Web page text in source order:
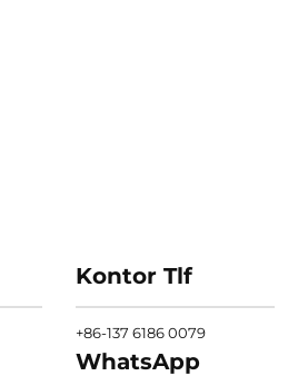
Kontor Tlf
+86-137 6186 0079
WhatsApp